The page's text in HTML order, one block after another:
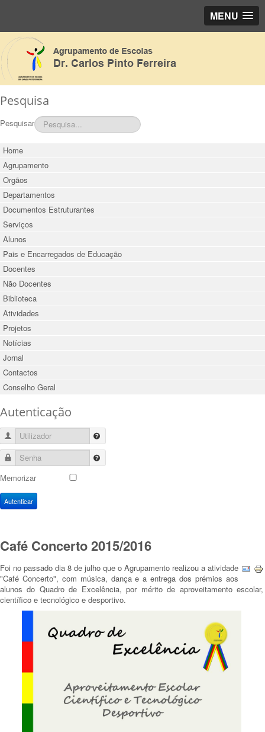
MENU
Pesquisa
Pesquisar
Home
Agrupamento
Orgãos
Departamentos
Documentos Estruturantes
Serviços
Alunos
Pais e Encarregados de Educação
Docentes
Não Docentes
Biblioteca
Atividades
Projetos
Notícias
Jornal
Contactos
Conselho Geral
Autenticação
Utilizador
Senha
Memorizar
Autenticar
Café Concerto 2015/2016
Foi no passado dia 8 de julho que o Agrupamento realizou a atividade
"Café Concerto", com música, dança e a entrega dos prémios aos
alunos do Quadro de Excelência, por mérito de aproveitamento escolar,
científico e tecnológico e desportivo.